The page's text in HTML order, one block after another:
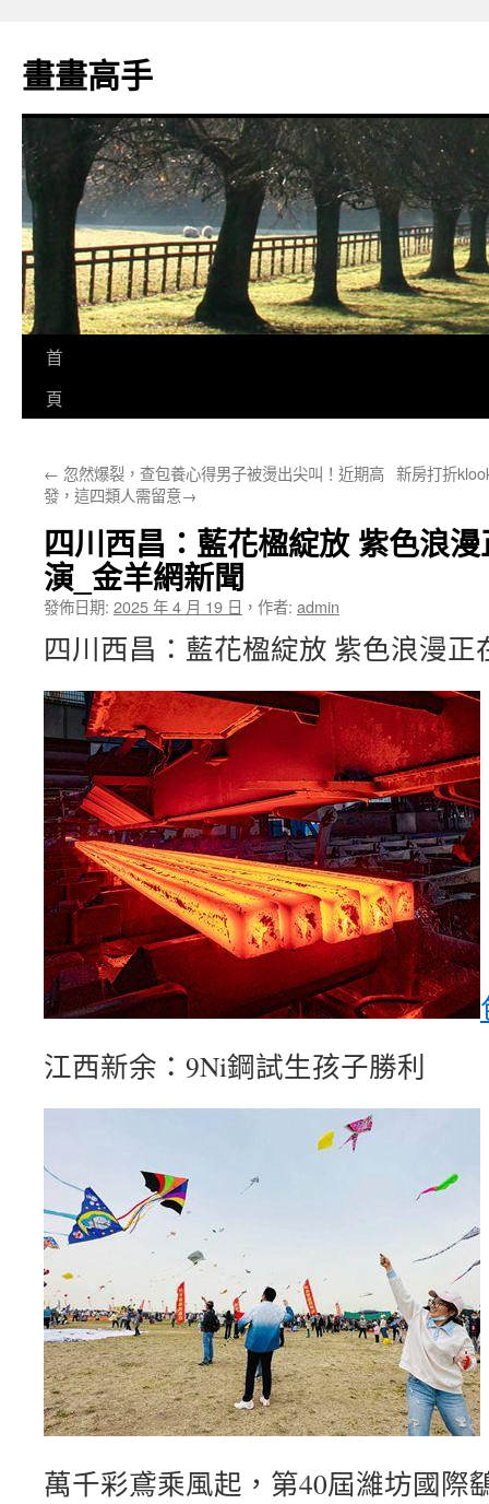
主
要
畫畫高手
首
頁
← 忽然爆裂，查包養心得男子被燙出尖叫！近期高
發，這四類人需留意→
新房打折
四川西昌：藍花楹綻放 紫色浪
演_金羊網新聞
發佈日期: 2025 年 4 月 19 日 ， 作者: admin
四川西昌：藍花楹綻放 紫色浪漫正
江西新余：9Ni鋼試生孩子勝利
萬千彩鳶乘風起，第40屆濰坊國際